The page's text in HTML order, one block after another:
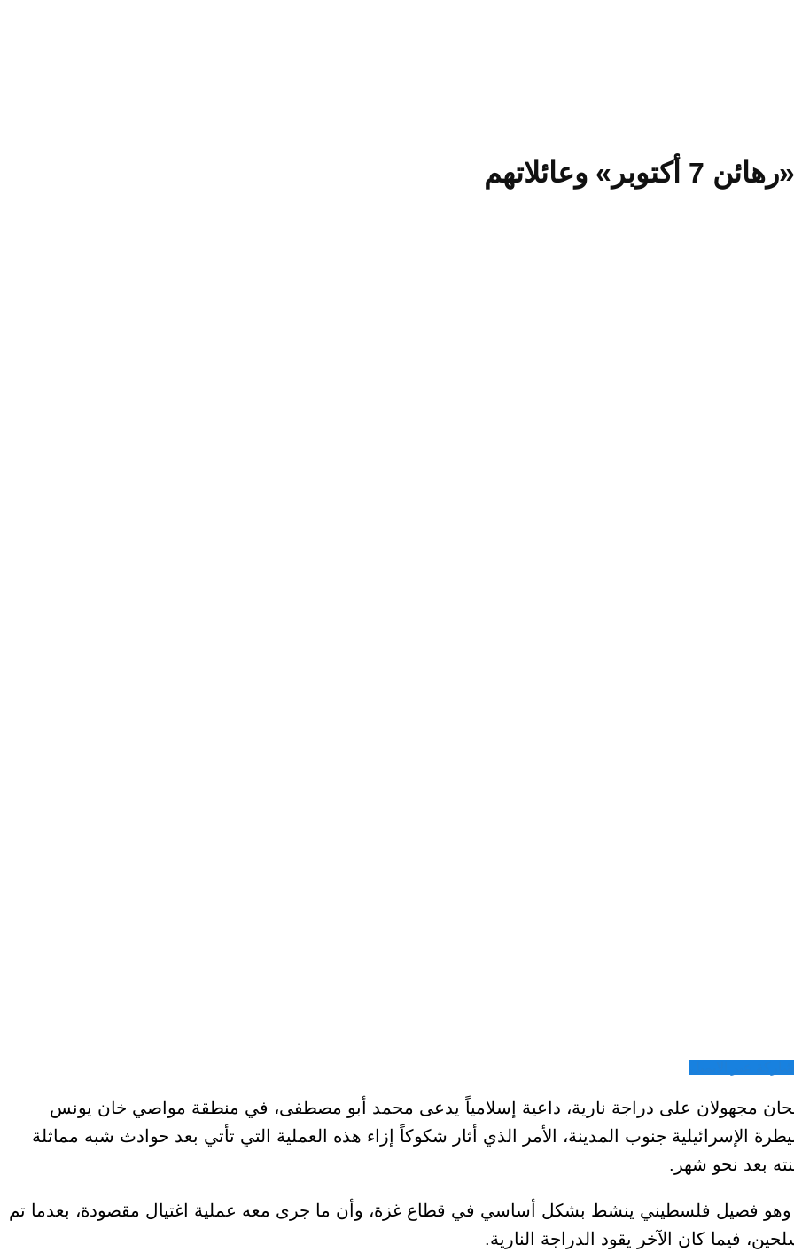
مسلحان مجهولان على دراجة نارية، داعية إسلامياً يدعى محمد أبو مصطفى، في منطقة مواصي خان يونس
الإسرائيلية جنوب المدينة، الأمر الذي أثار شكوكاً إزاء هذه العملية التي تأتي بعد حوادث شبه مماثلة
بعد نحو شهر.
فصيل فلسطيني ينشط بشكل أساسي في قطاع غزة، وأن ما جرى معه عملية اغتيال مقصودة، بعدما تم
فيما كان الآخر يقود الدراجة النارية.